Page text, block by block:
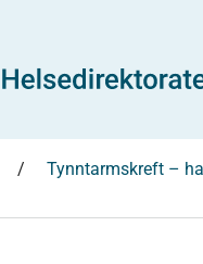
Tynntarmskreft –